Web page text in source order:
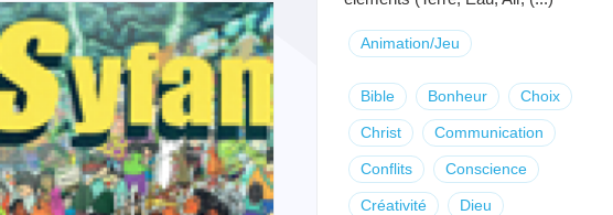
Animation/Jeu
Bible Bonheur Choix
Christ Communication
Conflits Conscience
Créativité Dieu